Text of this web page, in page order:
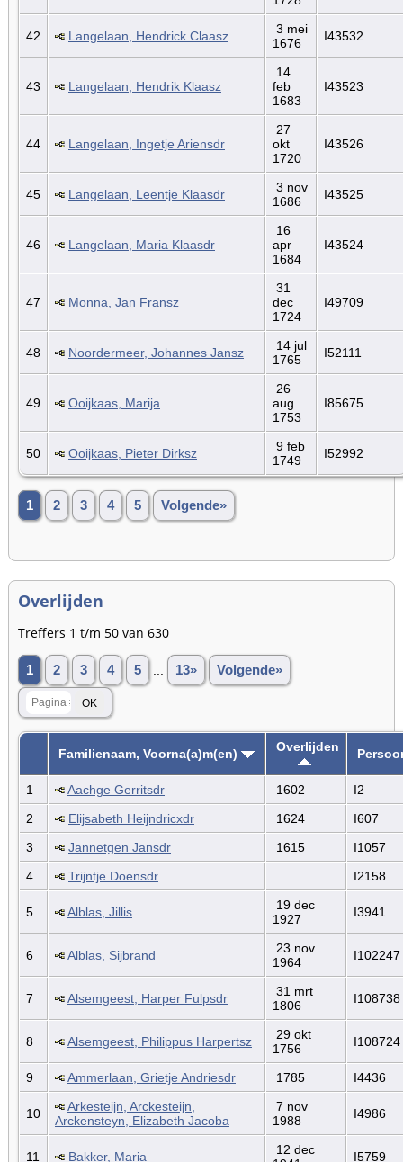
42 Langelaan, Hendrick Claasz
3 mei
1676
I43532
43 Langelaan, Hendrik Klaasz
14
feb
1683
I43523
44 Langelaan, Ingetje Ariensdr
27
okt
1720
I43526
45 Langelaan, Leentje Klaasdr
3 nov
1686
I43525
46 Langelaan, Maria Klaasdr
16
apr
1684
I43524
47 Monna, Jan Fransz
31
dec
1724
I49709
48 Noordermeer, Johannes Jansz
14 jul
1765
I52111
49 Ooijkaas, Marija
26
aug
1753
I85675
50 Ooijkaas, Pieter Dirksz
9 feb
1749
I52992
1 2 3 4 5 Volgende»
Overlijden
Treffers 1 t/m 50 van 630
1 2 3 4 5 13» Volgende»
Familienaam, Voorna(a)m(en) Overlijden
1 Aachge Gerritsdr 1602
I2
2
Elijsabeth Heijndricxdr 1624
I607
3
Jannetgen Jansdr 1615
I1057
4
Trijntje Doensdr I2158
5 Alblas, Jillis
19 dec
1927
I3941
6 Alblas, Sijbrand
23 nov
1964
I102247
7 Alsemgeest, Harper Fulpsdr
31 mrt
1806
I108738
8 Alsemgeest, Philippus Harpertsz
29 okt
1756
I108724
9 Ammerlaan, Grietje Andriesdr 1785 I4436
10
Arkesteijn, Arckesteijn,
Arckensteyn, Elizabeth Jacoba
7 nov
1988
I4986
11 Bakker, Maria
12 dec
I5759